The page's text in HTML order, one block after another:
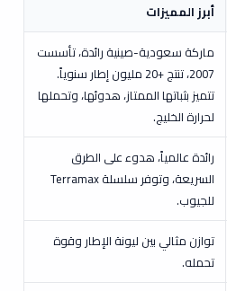
أبرز المميزات
ماركة سعودية-صينية رائدة، تأسست
2007، تنتج +20 مليون إطار سنوياً.
تتميز بثباتها الممتاز، هدوئها، وتحملها
لحرارة الخليج.
رائدة عالمياً، هدوء على الطرق
السريعة، وتوفر سلسلة Terramax
للجيوب.
توازن مثالي بين ليونة الإطار وقوة
تحمله.